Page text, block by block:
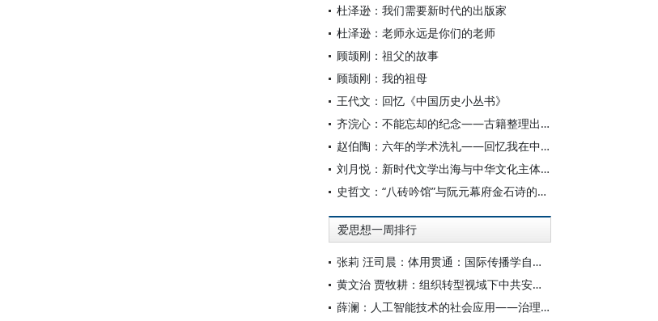
杜泽逊：我们需要新时代的出版家
杜泽逊：老师永远是你们的老师
顾颉刚：祖父的故事
顾颉刚：我的祖母
王代文：回忆《中国历史小丛书》
齐浣心：不能忘却的纪念——古籍整理出版规划小组成立六十载记
赵伯陶：六年的学术洗礼——回忆我在中华书局的日子
刘月悦：新时代文学出海与中华文化主体性建构
史哲文：“八砖吟馆”与阮元幕府金石诗的学人品格、诗学祈向
爱思想一周排行
张莉 汪司晨：体用贯通：国际传播学自主知识体系的建构逻辑与学科交叉进路
黄文治 贾牧耕：组织转型视域下中共安徽省临时委员会的“两建两废”（1927—1931）
薛澜：人工智能技术的社会应用——治理挑战